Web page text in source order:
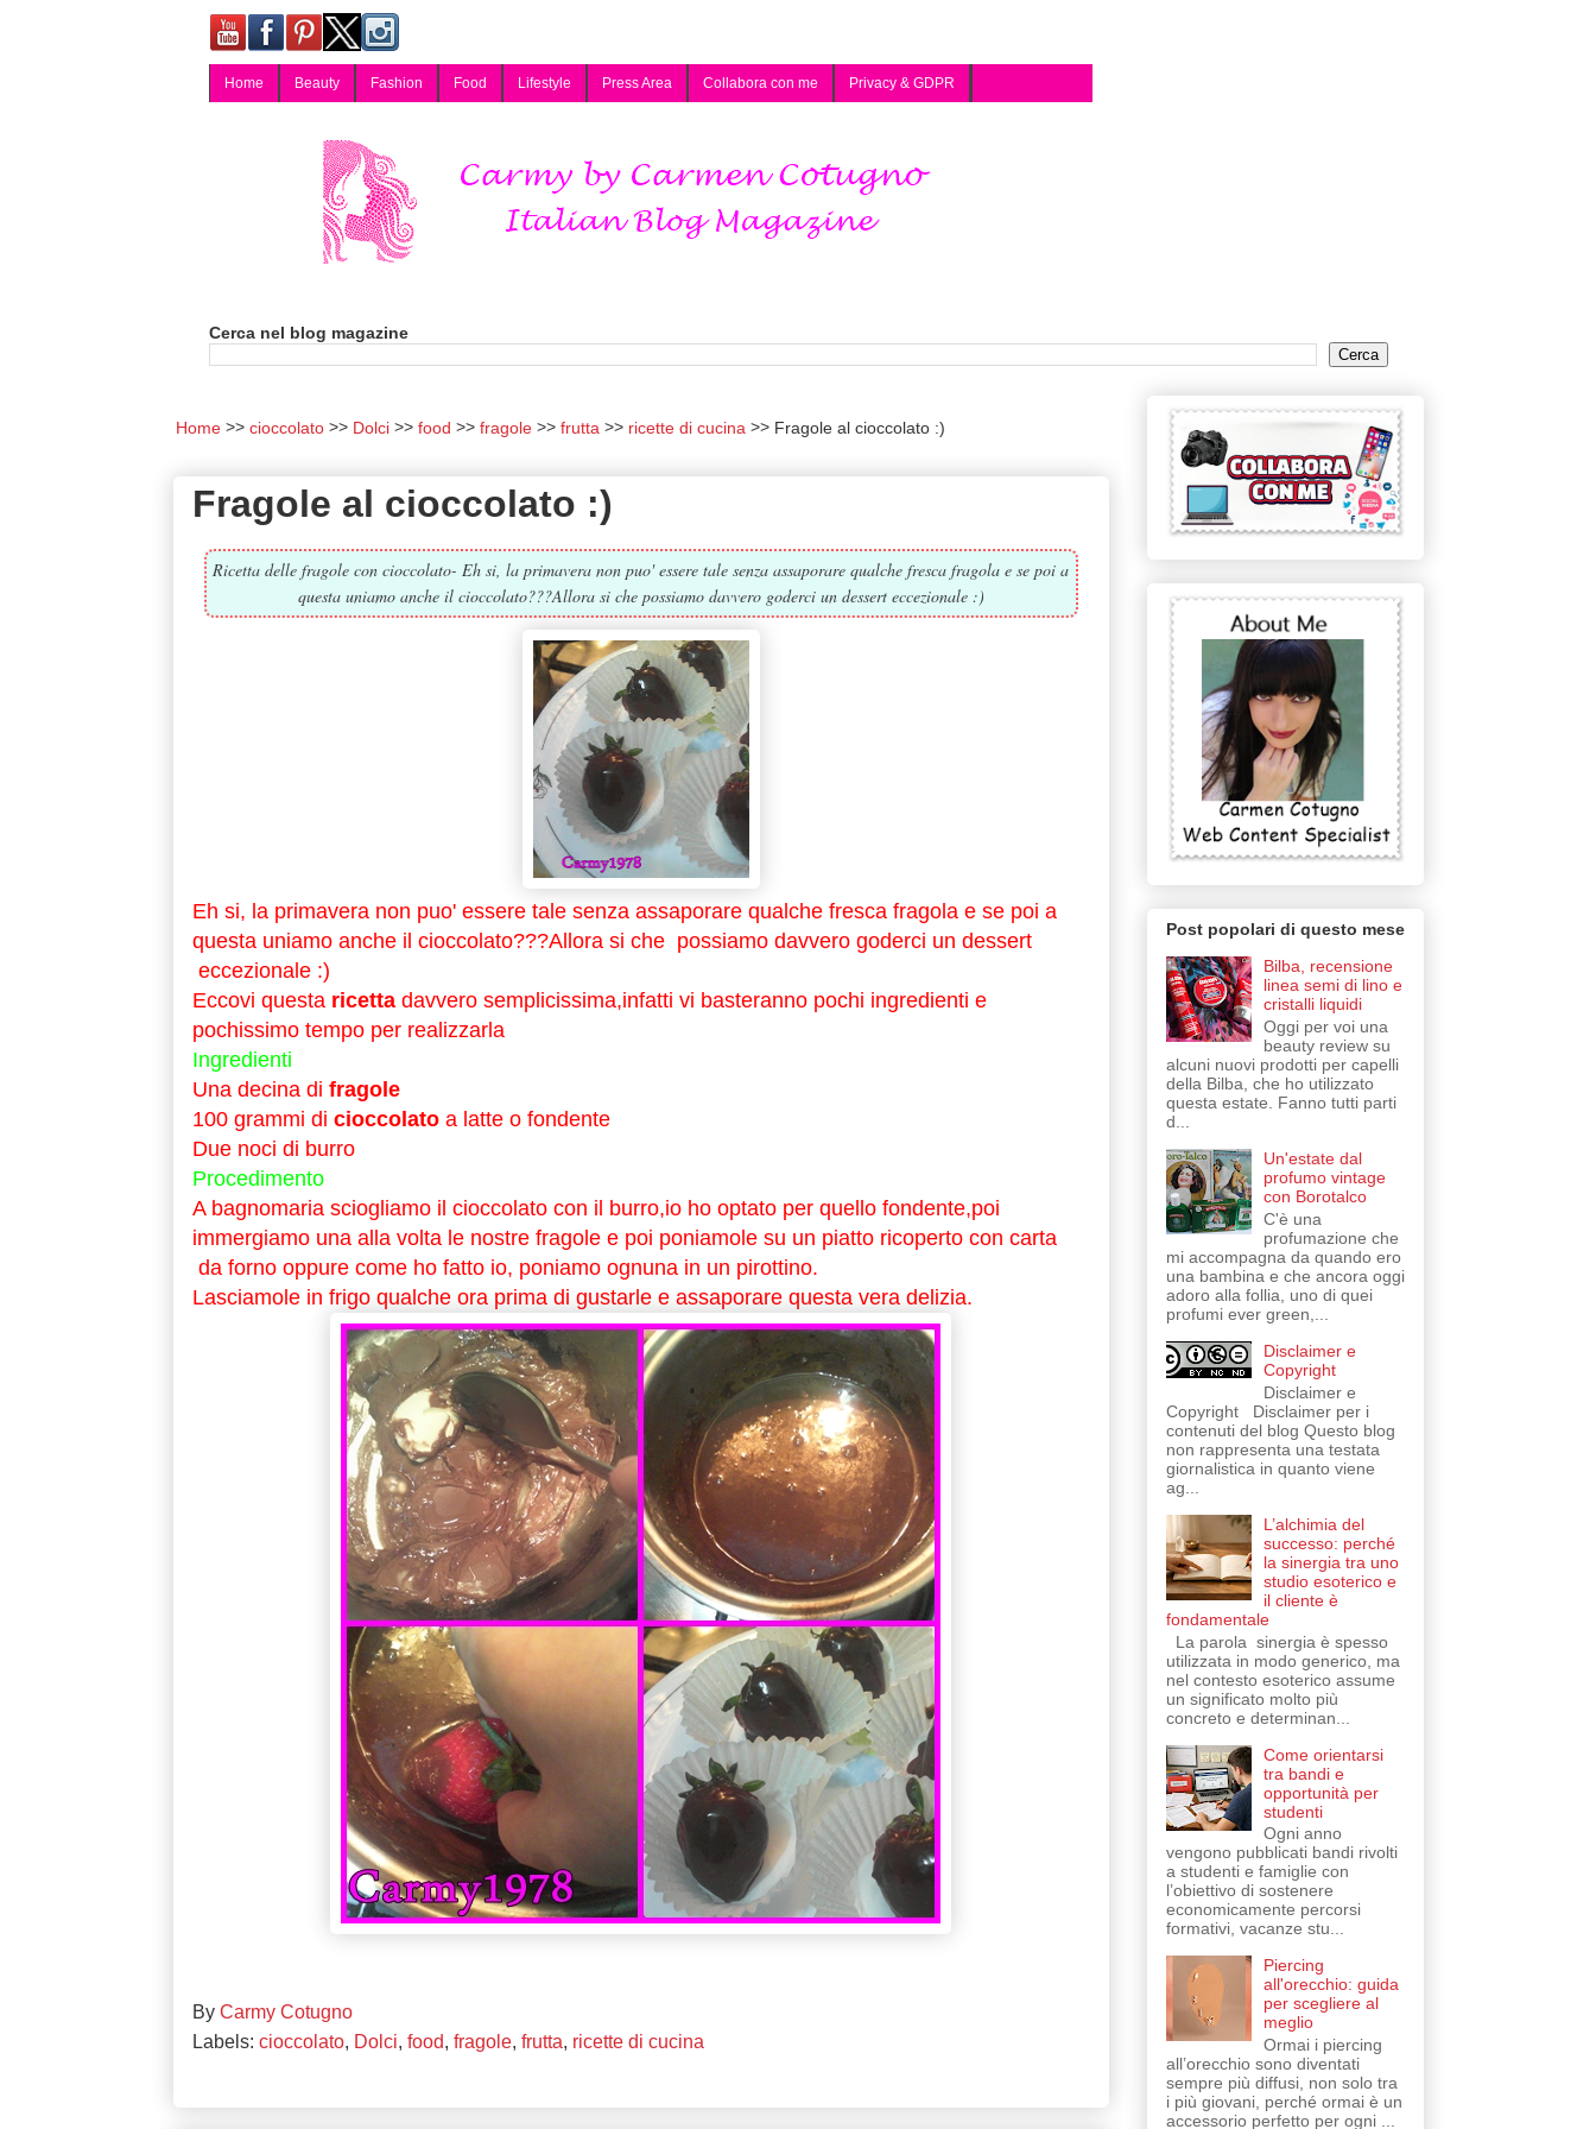
Home Beauty Fashion Food Lifestyle Press Area Collabora con me Privacy & GDPR
Cerca nel blog magazine
Home cioccolato Dolci food fragole frutta ricette di cucina Fragole al cioccolato :)
Fragole al cioccolato :)
Ricetta delle fragole con cioccolato- Eh si, la primavera non puo' essere tale senza assaporare qualche fresca fragola e se poi a
questa uniamo anche il cioccolato???Allora si che possiamo davvero goderci un dessert eccezionale :)
Eh si, la primavera non puo' essere tale senza assaporare qualche fresca fragola e se poi a
questa uniamo anche il cioccolato???Allora si che possiamo davvero goderci un dessert
eccezionale :)
Eccovi questa ricetta davvero semplicissima,infatti vi basteranno pochi ingredienti e
pochissimo tempo per realizzarla
Ingredienti
Una decina di fragole
100 grammi di cioccolatoa latte o fondente
Due noci di burro
Procedimento
A bagnomaria sciogliamo il cioccolato con il burro,io ho optato per quello fondente,poi
immergiamo una alla volta le nostre fragole e poi poniamole su un piatto ricoperto con carta
da forno oppure come ho fatto io, poniamo ognuna in un pirottino.
Lasciamole in frigo qualche ora prima di gustarle e assaporare questa vera delizia.
By Carmy Cotugno
Labels: cioccolato, Dolci, food, fragole, frutta, ricette di cucina
Post popolari di questo mese
Bilba, recensione
linea semi di lino e
cristalli liquidi
Oggi per voi una
beauty review su
alcuni nuovi prodotti per capelli
della Bilba, che ho utilizzato
questa estate. Fanno tutti parti
d...
Un'estate dal
profumo vintage
con Borotalco
C'è una
profumazione che
mi accompagna da quando ero
una bambina e che ancora oggi
adoro alla follia, uno di quei
profumi ever green,...
Disclaimer e
Copyright
Disclaimer e
Copyright Disclaimer per i
contenuti del blog Questo blog
non rappresenta una testata
giornalistica in quanto viene
ag...
L’alchimia del
successo: perché
la sinergia tra uno
studio esoterico e
il cliente è
fondamentale
La parola sinergia è spesso
utilizzata in modo generico, ma
nel contesto esoterico assume
un significato molto più
concreto e determinan...
Come orientarsi
tra bandi e
opportunità per
studenti
Ogni anno
vengono pubblicati bandi rivolti
a studenti e famiglie con
l’obiettivo di sostenere
economicamente percorsi
formativi, vacanze stu...
Piercing
all'orecchio: guida
per scegliere al
meglio
Ormai i piercing
all’orecchio sono diventati
sempre più diffusi, non solo tra
i più giovani, perché ormai è un
accessorio perfetto per ogni ...